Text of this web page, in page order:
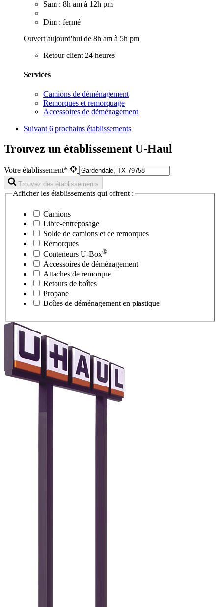
Sam : 8h am à 12h pm
Dim : fermé
Ouvert aujourd'hui de 8h am à 5h pm
Retour client 24 heures
Services
Camions de déménagement
Remorques et remorquage
Accessoires de déménagement
Suivant 6 prochains établissements
Trouvez un établissement U-Haul
Votre établissement*
Trouvez des établissements
Afficher les établissements qui offrent :
Camions
Libre-entreposage
Solde de camions et de remorques
Remorques
Conteneurs U-Box®
Accessoires de déménagement
Attaches de remorque
Retours de boîtes
Propane
Boîtes de déménagement en plastique